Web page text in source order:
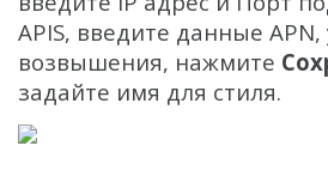
Распродажа
APIS, введите данные APN,
возвышения, нажмите
задайте имя для стиля.